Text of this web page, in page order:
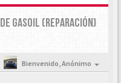
GASOIL (REPARACIÓN)
Bienvenido,Anónimo